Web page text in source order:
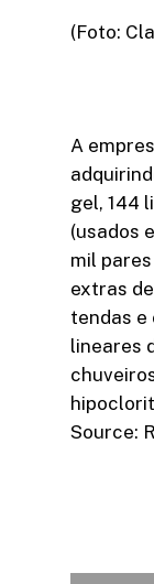
(Foto:
A
gel, 144
(usados
mil
extras
tendas e
lineares
Source: